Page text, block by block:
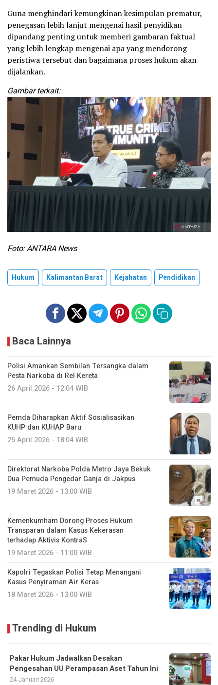
Guna menghindari kemungkinan kesimpulan prematur,
penegasan lebih lanjut mengenai hasil penyidikan
dipandang penting untuk memberi gambaran faktual
yang lebih lengkap mengenai apa yang mendorong
peristiwa tersebut dan bagaimana proses hukum akan
dijalankan.
Gambar terkait:
Foto: ANTARA News
Hukum Kalimantan Barat Kejahatan Pendidikan
Baca Lainnya
Polisi Amankan Sembilan Tersangka dalam
Pesta Narkoba di Rel Kereta
26 April 2026 - 12:04 WIB
Pemda Diharapkan Aktif Sosialisasikan
KUHP dan KUHAP Baru
25 April 2026 - 18:04 WIB
Direktorat Narkoba Polda Metro Jaya Bekuk
Dua Pemuda Pengedar Ganja di Jakpus
19 Maret 2026 - 13:00 WIB
Kemenkumham Dorong Proses Hukum
Transparan dalam Kasus Kekerasan
terhadap Aktivis KontraS
19 Maret 2026 - 11:00 WIB
Kapolri Tegaskan Polisi Tetap Menangani
Kasus Penyiraman Air Keras
18 Maret 2026 - 13:00 WIB
Trending di Hukum
Pakar Hukum Jadwalkan Desakan
Pengesahan UU Perampasan Aset Tahun Ini
24 Januari 2026